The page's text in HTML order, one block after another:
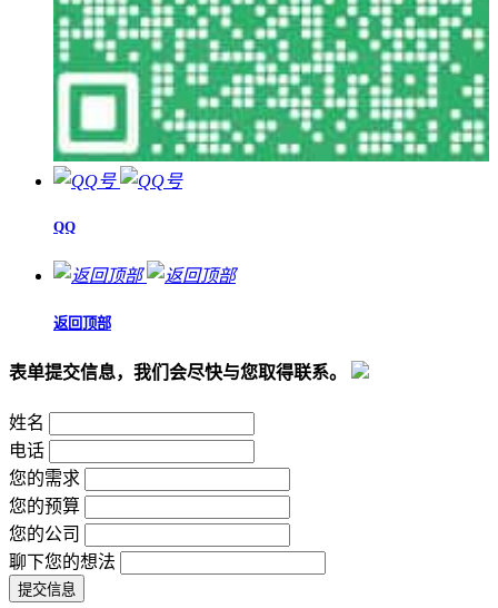
QQ
返回顶部
表单提交信息，我们会尽快与您取得联系。
姓名
电话
您的需求
您的预算
您的公司
聊下您的想法